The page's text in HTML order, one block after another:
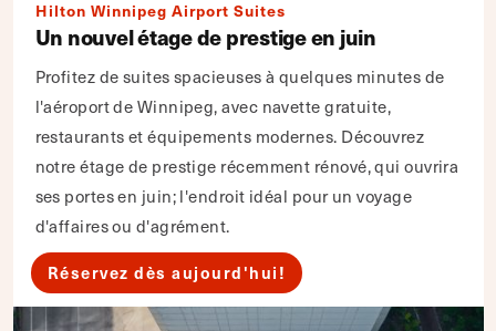
Hilton Winnipeg Airport Suites
Un nouvel étage de prestige en juin
Profitez de suites spacieuses à quelques minutes de
l'aéroport de Winnipeg, avec navette gratuite,
restaurants et équipements modernes. Découvrez
notre étage de prestige récemment rénové, qui ouvrira
ses portes en juin; l'endroit idéal pour un voyage
d'affaires ou d'agrément.
Réservez dès aujourd'hui!